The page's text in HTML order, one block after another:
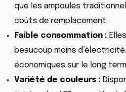
que les ampoules
coûts de remplacement.
Faible consommation :
beaucoup moins
économiques sur le long
Variété de couleurs :